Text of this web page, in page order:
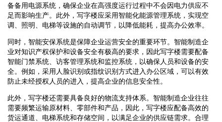
备备用电源系统，确保企业在高强度运行过程中不会因电力供应不
足而影响生产。此外，写字楼应采用智能化能源管理系统，实现空
调、照明、电梯等设施的自动调节，以降低能耗，提高办公效率。
同时，智能安保系统是保障企业运营安全的重要环节。智能制造企
业对知识产权保护和设备安全有极高的要求，因此写字楼需要配备
智能门禁系统、访客管理系统和监控系统，以确保人员和设备的安
全。例如，采用人脸识别或指纹识别方式进入办公区域，可以有效
防止未经授权人员的进入，提高企业的信息安全性。
此外，写字楼还需要具备良好的物流支持体系。智能制造企业往往
需要频繁运输原材料、零部件和产品，因此，写字楼应配备高效的
货运通道、电梯系统和存储空间，以满足企业的供应链需求。合理